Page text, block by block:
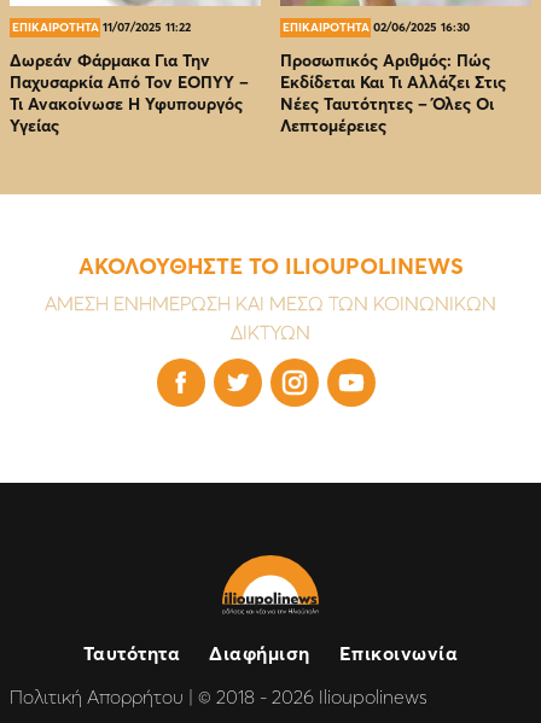
ΕΠΙΚΑΙΡΟΤΗΤΑ 11/07/2025 11:22
Δωρεάν Φάρμακα Για Την
Παχυσαρκία Από Τον EOΠΥΥ –
Τι Ανακοίνωσε Η Υφυπουργός
Υγείας
ΕΠΙΚΑΙΡΟΤΗΤΑ 02/06/2025 16:30
Προσωπικός Αριθμός: Πώς
Εκδίδεται Και Τι Αλλάζει Στις
Νέες Ταυτότητες – Όλες Οι
Λεπτομέρειες
ΑΚΟΛΟΥΘΗΣΤΕ ΤΟ ILIOUPOLINEWS
ΑΜΕΣΗ ΕΝΗΜΕΡΩΣΗ ΚΑΙ ΜΕΣΩ ΤΩΝ ΚΟΙΝΩΝΙΚΩΝ
ΔΙΚΤΥΩΝ
   
Ταυτότητα Διαφήμιση
Επικοινωνία
Πολιτική Απορρήτου | © 2018 - 2026 Ilioupolinews